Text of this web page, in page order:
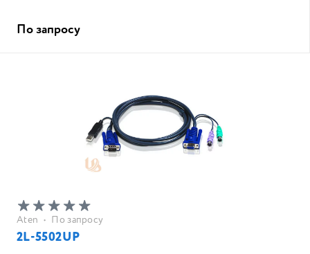
По запросу
Aten • По запросу
2L-5502UP